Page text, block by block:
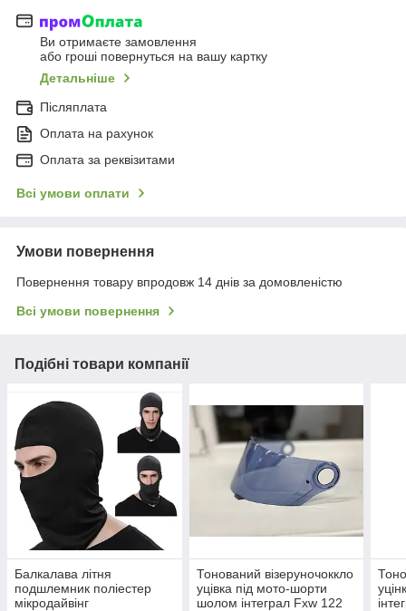
Ви отримаєте замовлення
або гроші повернуться на вашу картку
Детальніше
Післяплата
Оплата на рахунок
Оплата за реквізитами
Всі умови оплати
Умови повернення
Повернення товару впродовж 14 днів за домовленістю
Всі умови повернення
Подібні товари компанії
Балкалава літня
подшлемник поліестер
мікродайвінг
Тонований візеруночоккло
уцівка під мото-шорти
шолом інтеграл Fxw 122